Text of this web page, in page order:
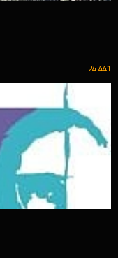
24 441